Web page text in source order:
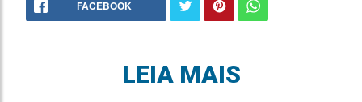
FACEBOOK
LEIA MAIS